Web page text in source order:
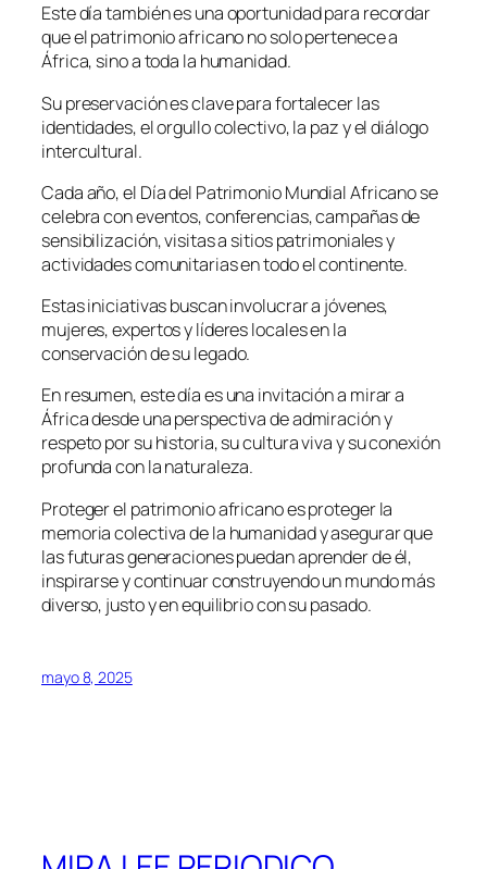
Este día también es una oportunidad para recordar
que el patrimonio africano no solo pertenece a
África, sino a toda la humanidad.
Su preservación es clave para fortalecer las
identidades, el orgullo colectivo, la paz y el diálogo
intercultural.
Cada año, el Día del Patrimonio Mundial Africano se
celebra con eventos, conferencias, campañas de
sensibilización, visitas a sitios patrimoniales y
actividades comunitarias en todo el continente.
Estas iniciativas buscan involucrar a jóvenes,
mujeres, expertos y líderes locales en la
conservación de su legado.
En resumen, este día es una invitación a mirar a
África desde una perspectiva de admiración y
respeto por su historia, su cultura viva y su conexión
profunda con la naturaleza.
Proteger el patrimonio africano es proteger la
memoria colectiva de la humanidad y asegurar que
las futuras generaciones puedan aprender de él,
inspirarse y continuar construyendo un mundo más
diverso, justo y en equilibrio con su pasado.
mayo 8, 2025